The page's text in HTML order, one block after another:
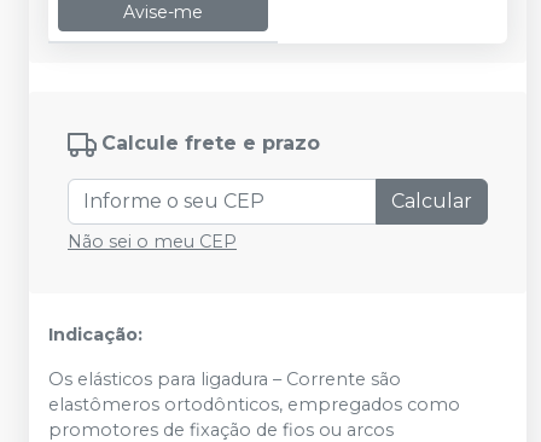
Avise-me
Calcule frete e prazo
Calcular
Não sei o meu CEP
Indicação:
Os elásticos para ligadura – Corrente são
elastômeros ortodônticos, empregados como
promotores de fixação de fios ou arcos